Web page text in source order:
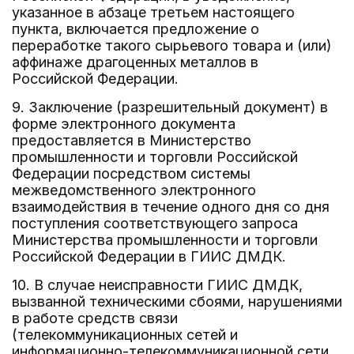
указанное в абзаце третьем настоящего
пункта, включается предложение о
переработке такого сырьевого товара и (или)
аффинаже драгоценных металлов в
Российской Федерации.
9. Заключение (разрешительный документ) в
форме электронного документа
предоставляется в Министерство
промышленности и торговли Российской
Федерации посредством системы
межведомственного электронного
взаимодействия в течение одного дня со дня
поступления соответствующего запроса
Министерства промышленности и торговли
Российской Федерации в ГИИС ДМДК.
10. В случае неисправности ГИИС ДМДК,
вызванной техническими сбоями, нарушениями
в работе средств связи
(телекоммуникационных сетей и